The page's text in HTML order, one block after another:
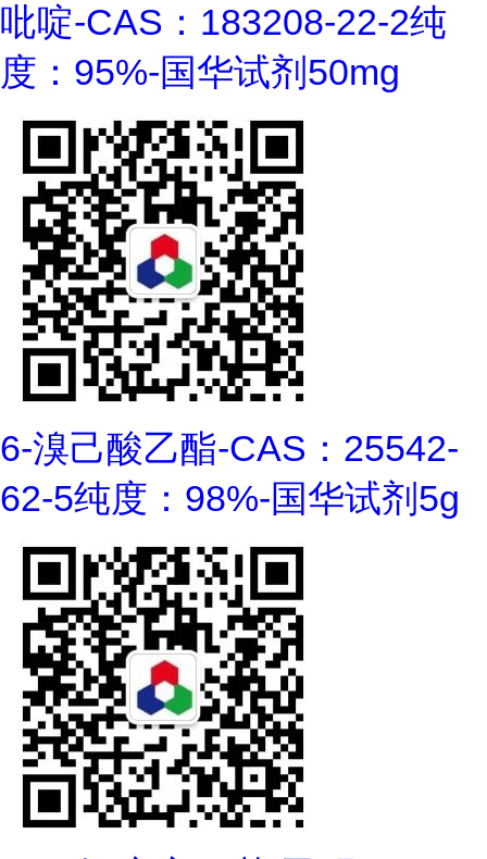
吡啶-CAS：183208-22-2纯
度：95%-国华试剂50mg
6-溴己酸乙酯-CAS：25542-
62-5纯度：98%-国华试剂5g